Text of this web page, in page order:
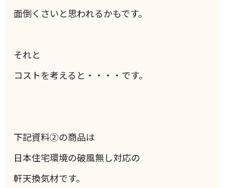
面倒くさいと思われるかもです。
それと
コストを考えると・・・・です。
下記資料②の商品は
日本住宅環境の破風無し対応の
軒天換気材です。